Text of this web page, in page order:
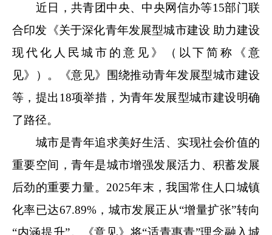
近日，共青团中央、中央网信办等15部门联
合印发《关于深化青年发展型城市建设 助力建设
现代化人民城市的意见》（以下简称《意
见》）。《意见》围绕推动青年发展型城市建设
等，提出18项举措，为青年发展型城市建设明确
了路径。
城市是青年追求美好生活、实现社会价值的
重要空间，青年是城市增强发展活力、积蓄发展
后劲的重要力量。2025年末，我国常住人口城镇
化率已达67.89%，城市发展正从“增量扩张”转向
“内涵提升”。《意见》将“适青惠青”理念融入城